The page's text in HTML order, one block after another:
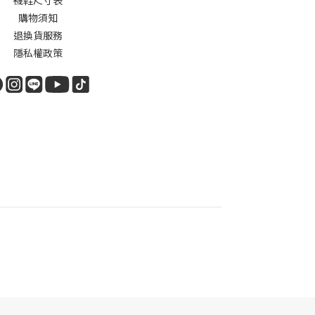
購物須知
退換貨服務
隱私權政策